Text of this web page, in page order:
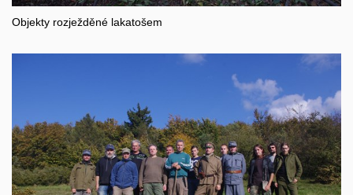
Objekty rozježděné lakatošem